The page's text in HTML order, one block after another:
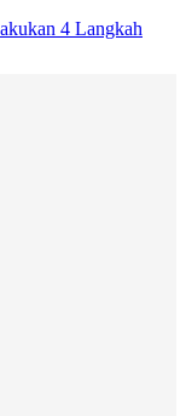
4 Langkah